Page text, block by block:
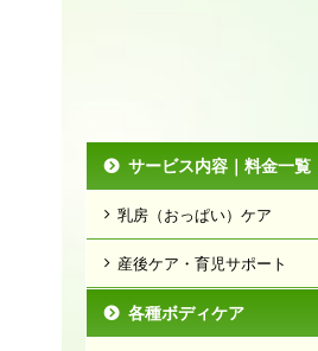
サービス内容｜料金一覧
乳房（おっぱい）ケア
産後ケア・育児サポート
各種ボディケア